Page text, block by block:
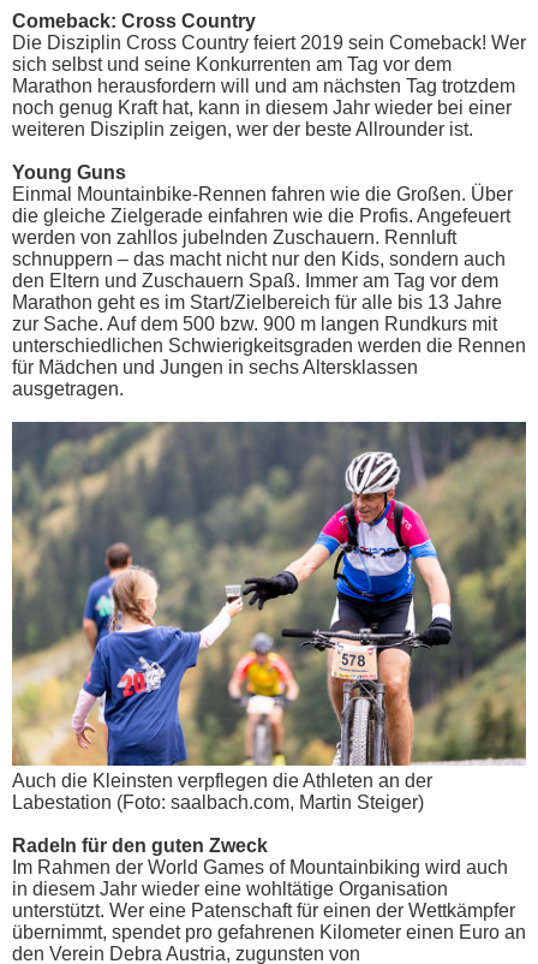
Comeback: Cross Country
Die Disziplin Cross Country feiert 2019 sein Comeback! Wer
sich selbst und seine Konkurrenten am Tag vor dem
Marathon herausfordern will und am nächsten Tag trotzdem
noch genug Kraft hat, kann in diesem Jahr wieder bei einer
weiteren Disziplin zeigen, wer der beste Allrounder ist.
Young Guns
Einmal Mountainbike-Rennen fahren wie die Großen. Über
die gleiche Zielgerade einfahren wie die Profis. Angefeuert
werden von zahllos jubelnden Zuschauern. Rennluft
schnuppern – das macht nicht nur den Kids, sondern auch
den Eltern und Zuschauern Spaß. Immer am Tag vor dem
Marathon geht es im Start/Zielbereich für alle bis 13 Jahre
zur Sache. Auf dem 500 bzw. 900 m langen Rundkurs mit
unterschiedlichen Schwierigkeitsgraden werden die Rennen
für Mädchen und Jungen in sechs Altersklassen
ausgetragen.
Auch die Kleinsten verpflegen die Athleten an der
Labestation (Foto: saalbach.com, Martin Steiger)
Radeln für den guten Zweck
Im Rahmen der World Games of Mountainbiking wird auch
in diesem Jahr wieder eine wohltätige Organisation
unterstützt. Wer eine Patenschaft für einen der Wettkämpfer
übernimmt, spendet pro gefahrenen Kilometer einen Euro an
den Verein Debra Austria, zugunsten von